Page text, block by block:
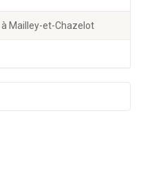
à Mailley-et-Chazelot